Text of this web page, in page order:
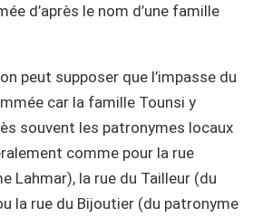
d’après le nom d’une famille
peut supposer que l’impasse du
car la famille Tounsi y
souvent les patronymes locaux
comme pour la rue
Lahmar), la rue du Tailleur (du
la rue du Bijoutier (du patronyme